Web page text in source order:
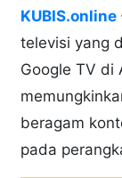
KUBIS.online
televisi yang
Google TV di
beragam
pada